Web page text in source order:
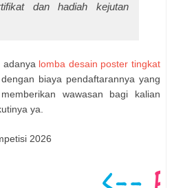
dan hadiah kejutan
adanya lomba desain poster tingkat
dengan biaya pendaftarannya yang
wawasan bagi kalian
ya.
2026